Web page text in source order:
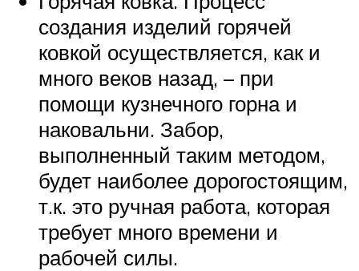
создания изделий горячей
ковкой осуществляется, как и
много веков назад, – при
помощи кузнечного горна и
наковальни. Забор,
выполненный таким методом,
будет наиболее дорогостоящим,
т.к. это ручная работа, которая
требует много времени и
рабочей силы.